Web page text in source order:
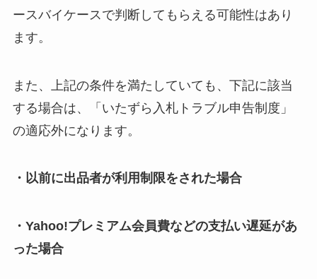
ースバイケースで判断してもらえる可能性はあり
ます。
また、上記の条件を満たしていても、下記に該当
する場合は、「いたずら入札トラブル申告制度」
の適応外になります。
・以前に出品者が利用制限をされた場合
・Yahoo!プレミアム会員費などの支払い遅延があ
った場合